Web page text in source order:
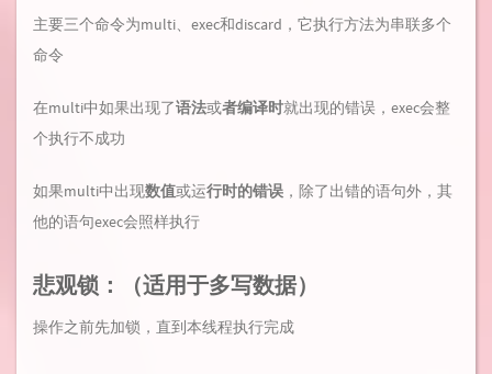
主要三个命令为multi、exec和discard，它执行方法为串联多个
命令
在multi中如果出现了语法或者编译时就出现的错误，exec会整
个执行不成功
如果multi中出现数值或运行时的错误 ，除了出错的语句外，其
他的语句exec会照样执行
悲观锁：（适用于多写数据）
操作之前先加锁，直到本线程执行完成